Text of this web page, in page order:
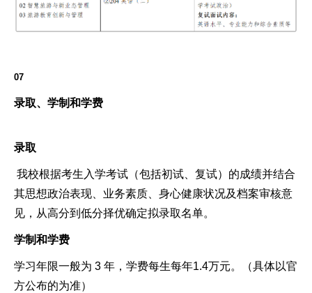
07
录取、学制和学费
录取
我校根据考生入学考试（包括初试、复试）的成绩并结合
其思想政治表现、业务素质、身心健康状况及档案审核意
见，从高分到低分择优确定拟录取名单。
学制和学费
学习年限一般为 3 年，学费每生每年1.4万元。（具体以官
方公布的为准）